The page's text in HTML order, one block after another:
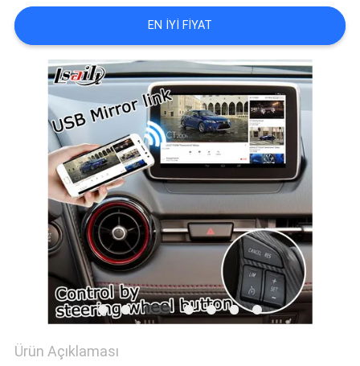
SITE
HARITASI
PRIVACY
POLICY
EN IYI FIYAT
Ürün Açıklaması